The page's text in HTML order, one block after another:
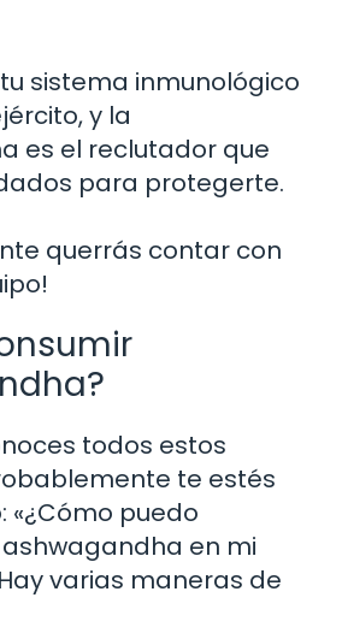
sistema inmunológico
y la
es el reclutador que
para protegerte.
querrás contar con
todos estos
te estés
«¿Cómo puedo
en mi
varias maneras de